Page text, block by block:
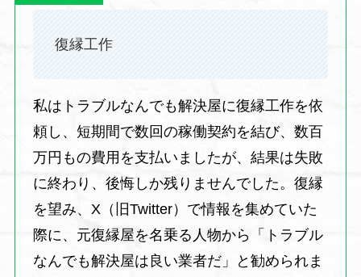
復縁工作
私はトラブルなんでも解決屋に復縁工作を依
頼し、短期間で数回の稼働契約を結び、数百
万円もの費用を支払いましたが、結果は失敗
に終わり、後悔しか残りませんでした。復縁
を望み、X（旧Twitter）で情報を集めていた
際に、元復縁屋を名乗る人物から「トラブル
なんでも解決屋は良い業者だ」と勧められま